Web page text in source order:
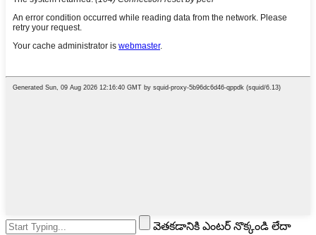
వెతకడానికి ఎంటర్ నొక్కండి లేదా